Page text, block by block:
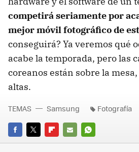
competirá seriamente por
mejor móvil fotográfico de
conseguirá? Ya veremos qué
acabe la temporada, pero las
coreanos están sobre la
altas.
FACEBOOK
TWITTERFLIPBOARD
E-
WHATSAPP
TEMAS Samsung Fotografía